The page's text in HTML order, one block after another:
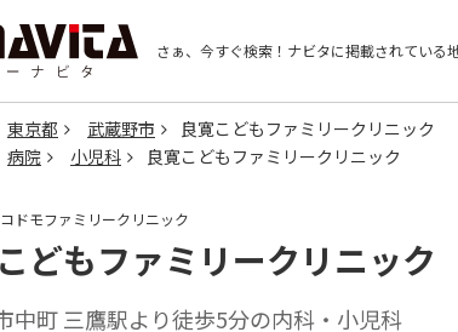
さぁ、今すぐ検索！ ナビタに掲載されている
東京都 武蔵野市
良寛こどもファミリークリニック
病院 小児科 良寛こどもファミリークリニック
ドモファミリークリニック
どもファミリークリニック
中町 三鷹駅より徒歩5分の内科・小児科